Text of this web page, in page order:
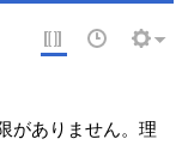
がありません。理